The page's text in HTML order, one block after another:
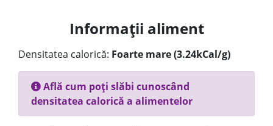
Informații aliment
Densitatea calorică: Foarte mare (3.24kCal/g)
Află cum poți slăbi cunoscând
densitatea calorică a alimentelor